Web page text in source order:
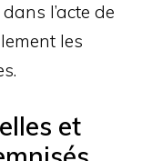
l’acte de
les
et